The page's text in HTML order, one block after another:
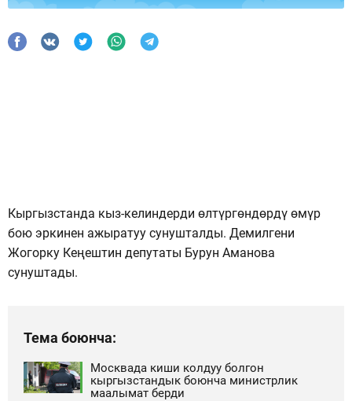
Кыргызстанда кыз-келиндерди өлтүргөндөрдү өмүр
бою эркинен ажыратуу сунушталды. Демилгени
Жогорку Кеңештин депутаты Бурун Аманова
сунуштады.
Тема боюнча:
Москвада киши колдуу болгон
кыргызстандык боюнча министрлик
маалымат берди